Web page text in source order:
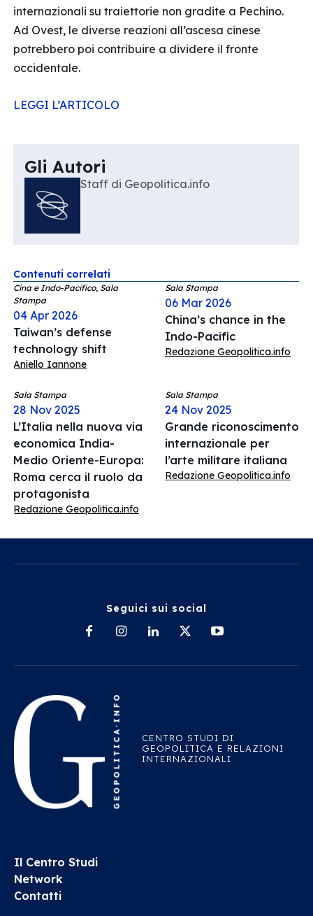
internazionali su traiettorie non gradite a Pechino.
Ad Ovest, le diverse reazioni all’ascesa cinese
potrebbero poi contribuire a dividere il fronte
occidentale.
LEGGI L’ARTICOLO
Gli Autori
Staff di Geopolitica.info
Contenuti correlati
Cina e Indo-Pacifico, Sala
Stampa
04 Apr 2026
Taiwan’s defense
technology shift
Aniello Iannone
Sala Stampa
06 Mar 2026
China’s chance in the
Indo-Pacific
Redazione Geopolitica.info
Sala Stampa
28 Nov 2025
L’Italia nella nuova via
economica India-
Medio Oriente-Europa:
Roma cerca il ruolo da
protagonista
Redazione Geopolitica.info
Sala Stampa
24 Nov 2025
Grande riconoscimento
internazionale per
l’arte militare italiana
Redazione Geopolitica.info
Seguici sui social
CENTRO STUDI DI
GEOPOLITICA E RELAZIONI
INTERNAZIONALI
Il Centro Studi
Network
Contatti